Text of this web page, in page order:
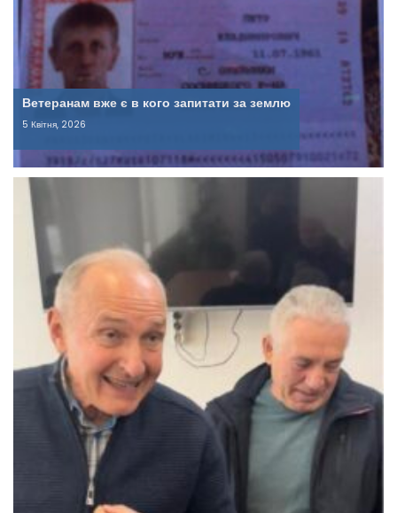
Ветеранам вже є в кого запитати за землю
5 Квітня, 2026